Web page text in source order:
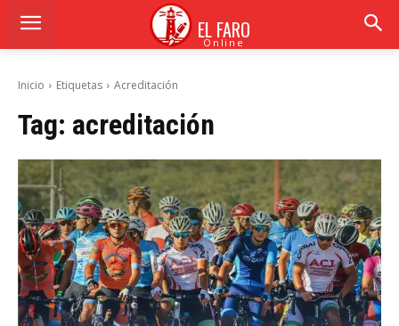
EL FARO
Online
Inicio Etiquetas Acreditación
Tag: acreditación